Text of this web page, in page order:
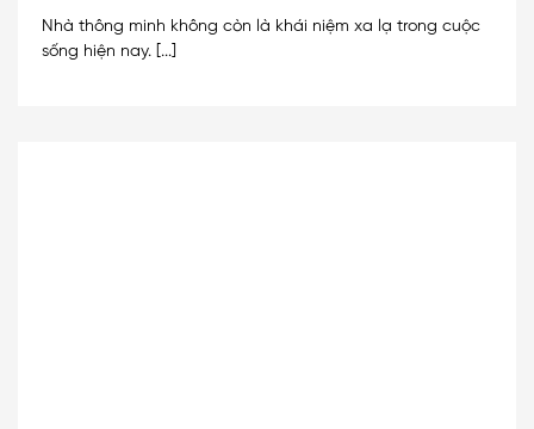
Nhà thông minh không còn là khái niệm xa lạ trong cuộc
sống hiện nay. [...]